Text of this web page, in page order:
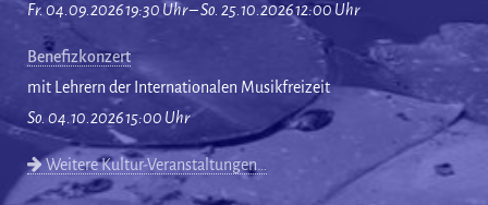
Fr. 04.09.2026 19:30 Uhr – So. 25.10.2026 12:00 Uhr
Benefizkonzert
mit Lehrern der Internationalen Musikfreizeit
So. 04.10.2026 15:00 Uhr
Weitere Kultur-Veranstaltungen…